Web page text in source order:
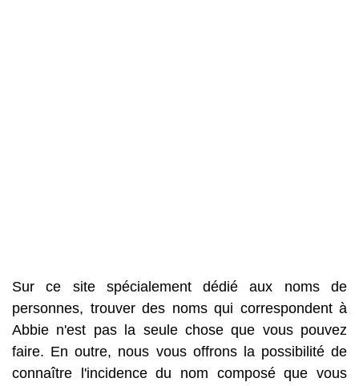
Sur ce site spécialement dédié aux noms de
personnes, trouver des noms qui correspondent à
Abbie n'est pas la seule chose que vous pouvez
faire. En outre, nous vous offrons la possibilité de
connaître l'incidence du nom composé que vous